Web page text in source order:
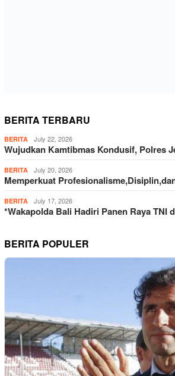
BERITA TERBARU
BERITA July 22, 2026
Wujudkan Kamtibmas Kondusif, Polres
BERITA July 20, 2026
Memperkuat
BERITA July 17, 2026
*Wakapolda Bali Hadiri Panen Raya TNI
BERITA POPULER